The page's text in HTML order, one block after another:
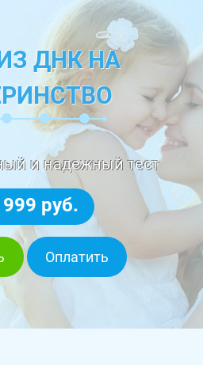
ДНК НА
и надежный тест
руб.
Оплатить